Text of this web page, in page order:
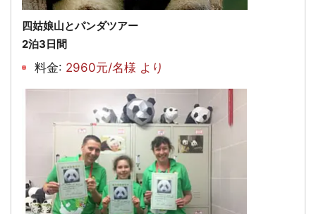
四姑娘山とパンダツアー
2泊3日間
料金: 2960元/名様 より